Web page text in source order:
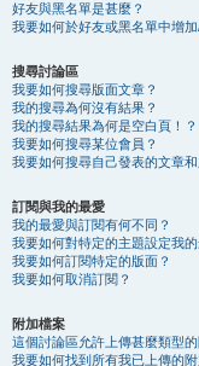
好友與黑名單是甚麼？
我要如何於好友或黑名單中增加
搜尋討論區
我要如何搜尋版面文章？
我的搜尋為何沒有結果？
我的搜尋結果為何是空白頁！？
我要如何搜尋某位會員？
我要如何搜尋自己發表的文章和
訂閱與我的最愛
我的最愛與訂閱有何不同？
我要如何對特定的主題設定我的
我要如何訂閱特定的版面？
我要如何取消訂閱？
附加檔案
這個討論區允許上傳甚麼類型的
我要如何找到所有我已上傳的附